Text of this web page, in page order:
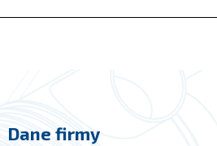
Dane firmy